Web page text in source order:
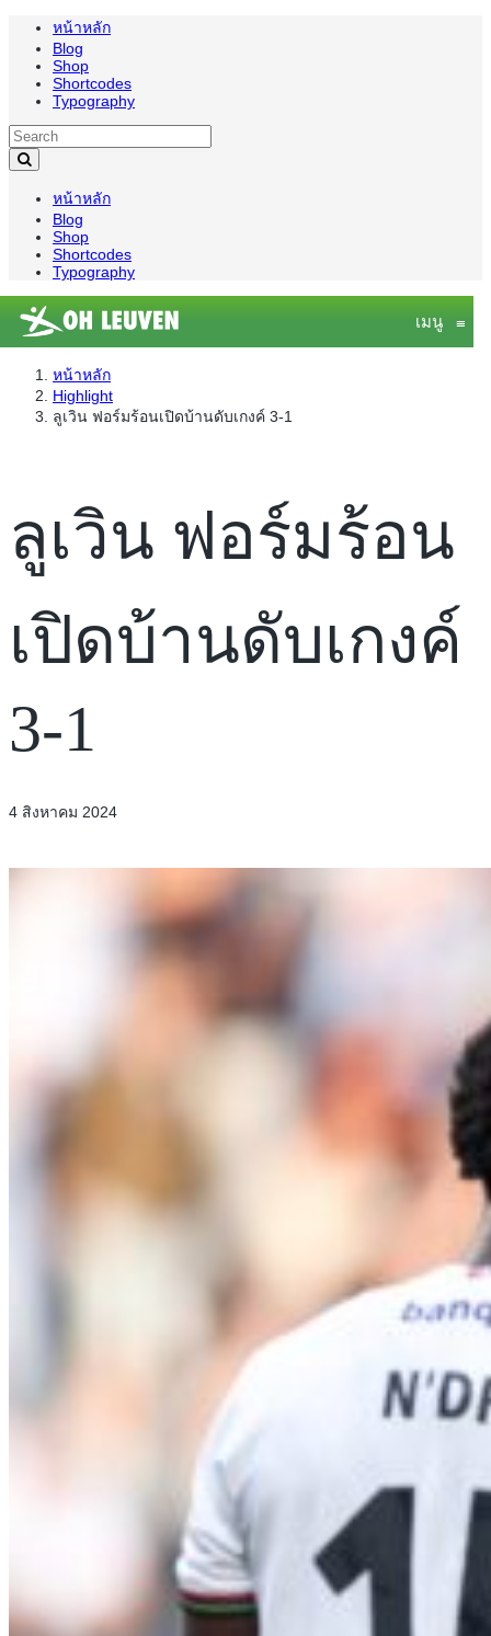
หน้าหลัก
Blog
Shop
Shortcodes
Typography
หน้าหลัก
Blog
Shop
Shortcodes
Typography
เมนู ≡
หน้าหลัก
Highlight
ลูเวิน ฟอร์มร้อนเปิดบ้านดับเกงค์ 3-1
ลูเวิน ฟอร์มร้อน
เปิดบ้านดับเกงค์
3-1
4 สิงหาคม 2024